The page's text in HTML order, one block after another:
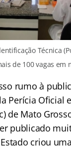
Técnica
de 100 vagas em
rumo à
Perícia Oficial
de Mato
publicado
criou